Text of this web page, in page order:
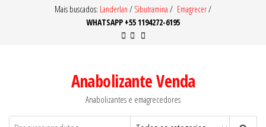
Mais buscados: Landerlan / Sibutramina / Emagrecer/
WHATSAPP +55 1194272-6195
Anabolizante Venda
Anabolizantes e emagrecedores